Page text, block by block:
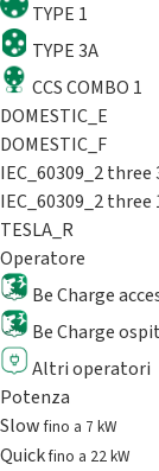
TYPE 1
TYPE 3A
CCS COMBO 1
DOMESTIC_E
DOMESTIC_F
IEC_60309_2 three
IEC_60309_2 three
TESLA_R
Operatore
Be Charge
Be Charge
Altri operatori
Potenza
Slowfino a 7 kW
Quickfino a 22 kW